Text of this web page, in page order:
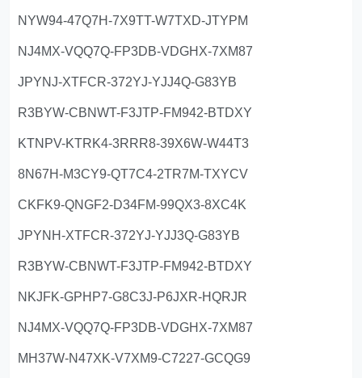
NYW94-47Q7H-7X9TT-W7TXD-JTYPM
NJ4MX-VQQ7Q-FP3DB-VDGHX-7XM87
JPYNJ-XTFCR-372YJ-YJJ4Q-G83YB
R3BYW-CBNWT-F3JTP-FM942-BTDXY
KTNPV-KTRK4-3RRR8-39X6W-W44T3
8N67H-M3CY9-QT7C4-2TR7M-TXYCV
CKFK9-QNGF2-D34FM-99QX3-8XC4K
JPYNH-XTFCR-372YJ-YJJ3Q-G83YB
R3BYW-CBNWT-F3JTP-FM942-BTDXY
NKJFK-GPHP7-G8C3J-P6JXR-HQRJR
NJ4MX-VQQ7Q-FP3DB-VDGHX-7XM87
MH37W-N47XK-V7XM9-C7227-GCQG9